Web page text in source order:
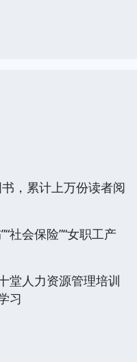
累计上万份读者阅
会保险”“女职工产
人力资源管理培训
习